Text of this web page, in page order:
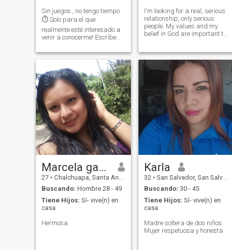
Sin juegos , no tengo tiempo
⏱️ Solo para el que
realmente esté interesado a
venir a conocerme! Escríbeme
I'm looking for a real, serious
relationship, only serious
people. My values and my
belief in God are important to
Marcela gabriela castro
27 • Chalchuapa, Santa Ana, El Salvador
Buscando: Hombre 28 - 49
Tiene Hijos: Sí- vive(n) en
casa
Hermosa
Karla
32 • San Salvador, San Salvador, El Salvador
Buscando: 30 - 45
Tiene Hijos: Sí- vive(n) en
casa
Madre soltera de dos niños
Mujer respetuosa y honesta